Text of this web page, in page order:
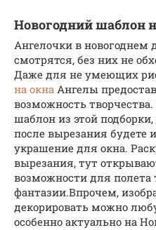
Новогодний шаблон
Ангелочки в новогоднем
смотрятся, без них не
Даже для не умеющих
на окна Ангелы
возможность
шаблон из этой
после вырезания будете
украшение для окна.
вырезания, тут
возможности для полета
фантазии.Впрочем,
декорировать можно
особенно актуально на